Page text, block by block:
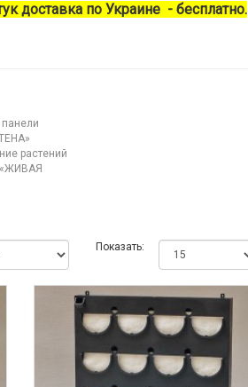
доставка по Украине - бесплатно.
растений
«ЖИВАЯ
Показать: